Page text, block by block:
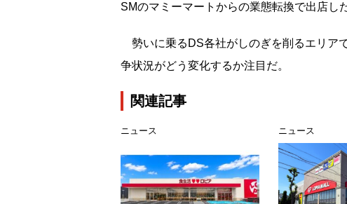
SMのマミーマートからの業態転換で出店した
勢いに乗るDS各社がしのぎを削るエリア
争状況がどう変化するか注目だ。
関連記事
ニュース ニュース